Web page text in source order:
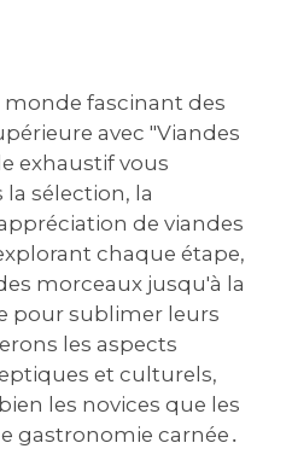
fascinant des
avec "Viandes
exhaustif vous
sélection, la
de viandes
chaque étape,
morceaux jusqu'à la
pour sublimer leurs
les aspects
et culturels,
les novices que les
gastronomie carnée․